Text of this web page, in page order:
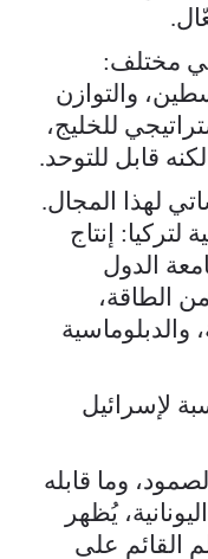
مختلف:
والتوازن
للخليج،
قابل للتوحد.
لهذا المجال.
لتركيا: إنتاج
الدول
الطاقة،
والدبلوماسية
لإسرائيل
وما قابله
يُظهر
القائم على